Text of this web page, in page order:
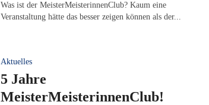
Was ist der MeisterMeisterinnenClub? Kaum eine
Veranstaltung hätte das besser zeigen können als der...
Aktuelles
5 Jahre
MeisterMeisterinnenClub!